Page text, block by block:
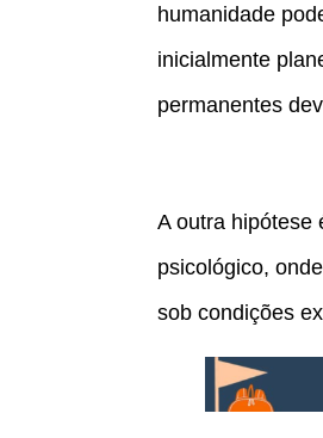
humanidade
inicialmente
permanentes
A outra hipótese
psicológico,
sob condições